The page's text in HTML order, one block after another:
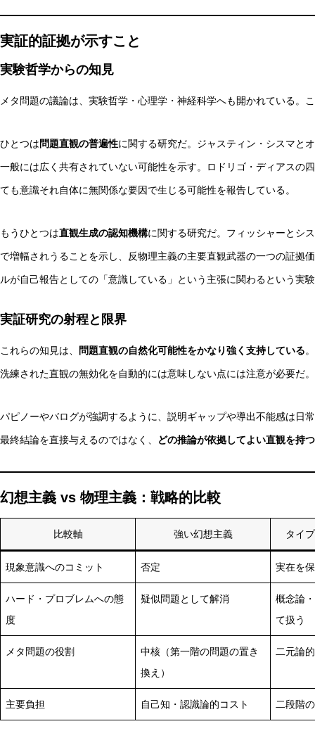
実証的証拠が示すこと
実験哲学からの知見
メタ問題の議論は、実験哲学・心理学・神経科学へも開かれている。
ひとつは問題直観の普遍性に関する研究だ。ジャスティン・シスマと
一般には広く共有されていない可能性を示す。ロドリゴ・ディアスの
ても意識それ自体に無関係な要因で生じる可能性を報告している。
もうひとつは直観生成の認知機構に関する研究だ。フィッシャーとシ
で増幅されうることを示し、反物理主義の主要直観武器の一つの証拠
ルが自己報告としての「意識している」という主張に関わるという実
実証研究の射程と限界
これらの知見は、 問題直観の自然化可能性をかなり強く支持している
洗練された直観の無効化を自動的には意味しない点には注意が必要だ。
パピノーやバログが強調するように、説明ギャップや導出不能感は日
最終結論を直接与えるのではなく、 どの推論が依拠してよい直観を持
幻想主義 vs 物理主義：戦略的比較
比較軸 強い幻想主義 タイ
現象意識へのコミット 否定 実在を
ハード・プロブレムへの態
度
疑似問題として解消
概念論
て扱う
メタ問題の役割
中核（第一階の問題の置き
換え）
二元論
主要負担 自己知・認識論的コスト 二段階